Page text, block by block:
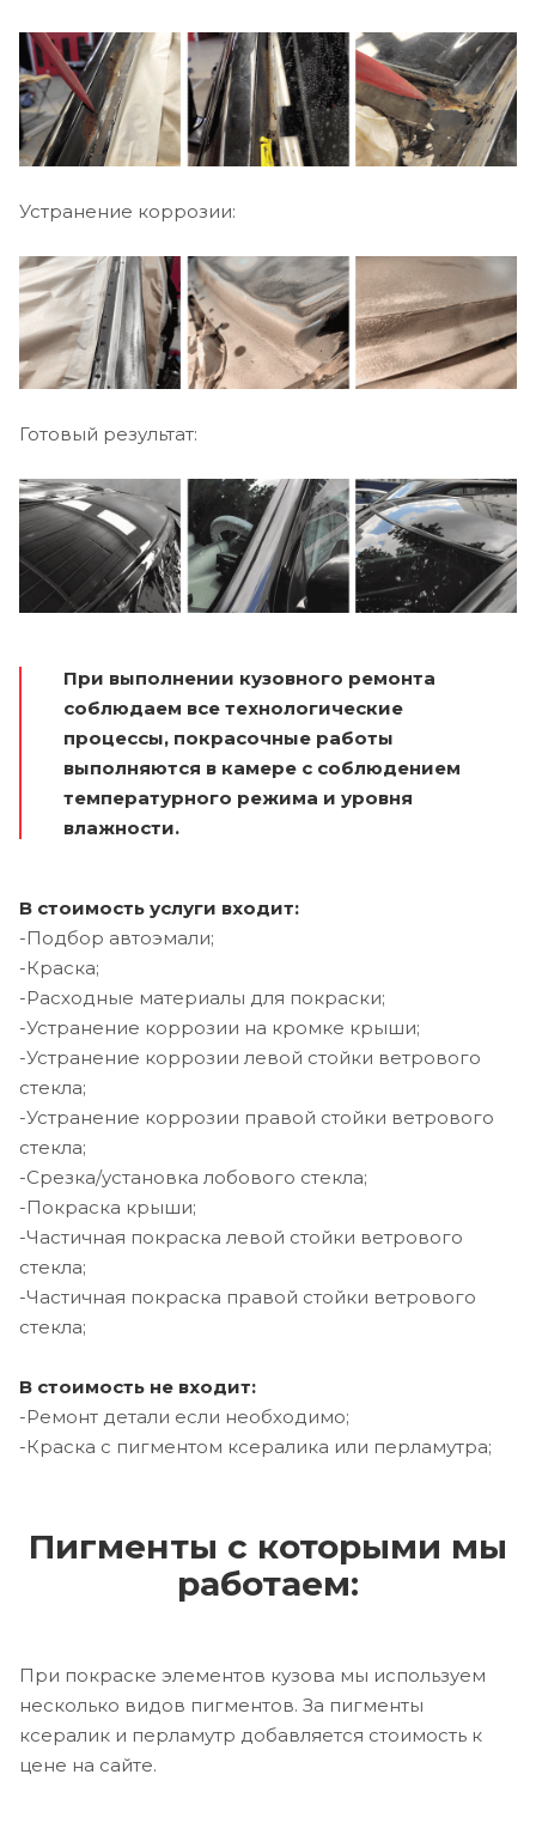
Устранение коррозии:
Готовый результат:
При выполнении кузовного ремонта
соблюдаем все технологические
процессы, покрасочные работы
выполняются в камере с соблюдением
температурного режима и уровня
влажности.
В стоимость услуги входит:
-Подбор автоэмали;
-Краска;
-Расходные материалы для покраски;
-Устранение коррозии на кромке крыши;
-Устранение коррозии левой стойки ветрового
стекла;
-Устранение коррозии правой стойки ветрового
стекла;
-Срезка/установка лобового стекла;
-Покраска крыши;
-Частичная покраска левой стойки ветрового
стекла;
-Частичная покраска правой стойки ветрового
стекла;
В стоимость не входит:
-Ремонт детали если необходимо;
-Краска с пигментом ксералика или перламутра;
Пигменты с которыми мы
работаем:
При покраске элементов кузова мы используем
несколько видов пигментов. За пигменты
ксералик и перламутр добавляется стоимость к
цене на сайте.